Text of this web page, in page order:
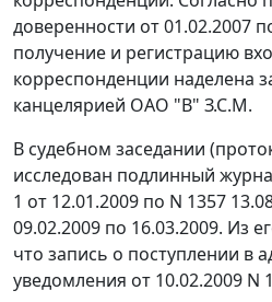
доверенности от 01.02.2007
получение и регистрацию
корреспонденции наделена
канцелярией ОАО "В" З.С.М.
В судебном заседании
исследован подлинный
1 от 12.01.2009 по N 1357
09.02.2009 по 16.03.2009. Из
что запись о поступлении в
уведомления от 10.02.2009 N